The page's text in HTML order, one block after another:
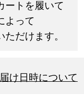
ートを履いて
よって
だけます。
け日時について